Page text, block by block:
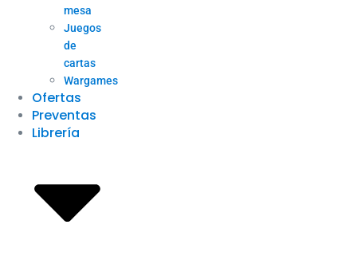
mesa
Juegos
de
cartas
Wargames
Ofertas
Preventas
Librería